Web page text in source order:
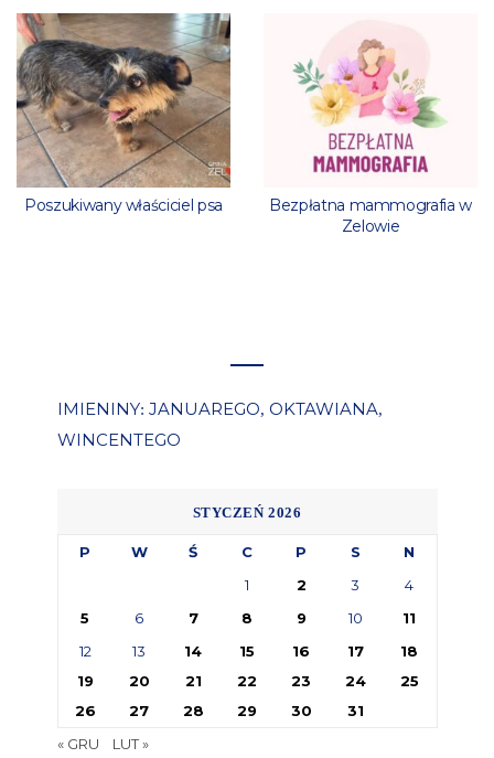
Poszukiwany właściciel psa
Bezpłatna mammografia w
Zelowie
IMIENINY: JANUAREGO, OKTAWIANA,
WINCENTEGO
STYCZEŃ 2026
P W Ś C P S
N
1
2 3
4
5
6 7 8 9 10
11
12
13 14 15 16 17
18
19
20 21 22 23 24
25
26
27 28 29 30
31
« GRU
LUT »